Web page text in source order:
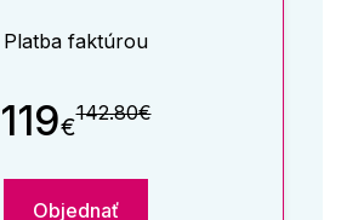
Platba faktúrou
119€142.80€
Objednať